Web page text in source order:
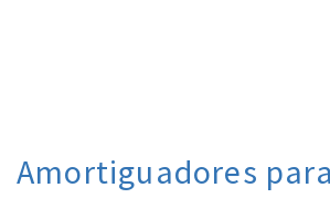
Amortiguadores